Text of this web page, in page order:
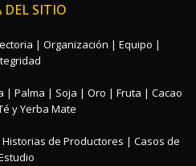
DEL SITIO
| Organización | Equipo |
| Palma | Soja | Oro | Fruta | Cacao
y Yerba Mate
Historias de Productores | Casos de